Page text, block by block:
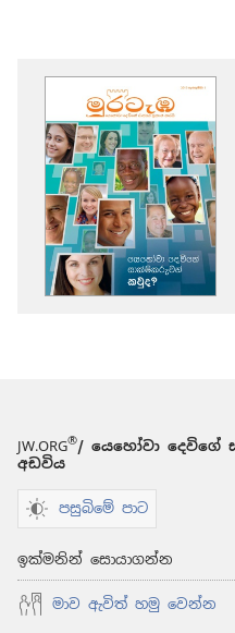
JW.ORG®/ යෙහෝවා
අඩවිය
පසුබිමේ පාට
ඉක්මනින් සොයාගන්න
මාව ඇවිත් හමු වෙන්න